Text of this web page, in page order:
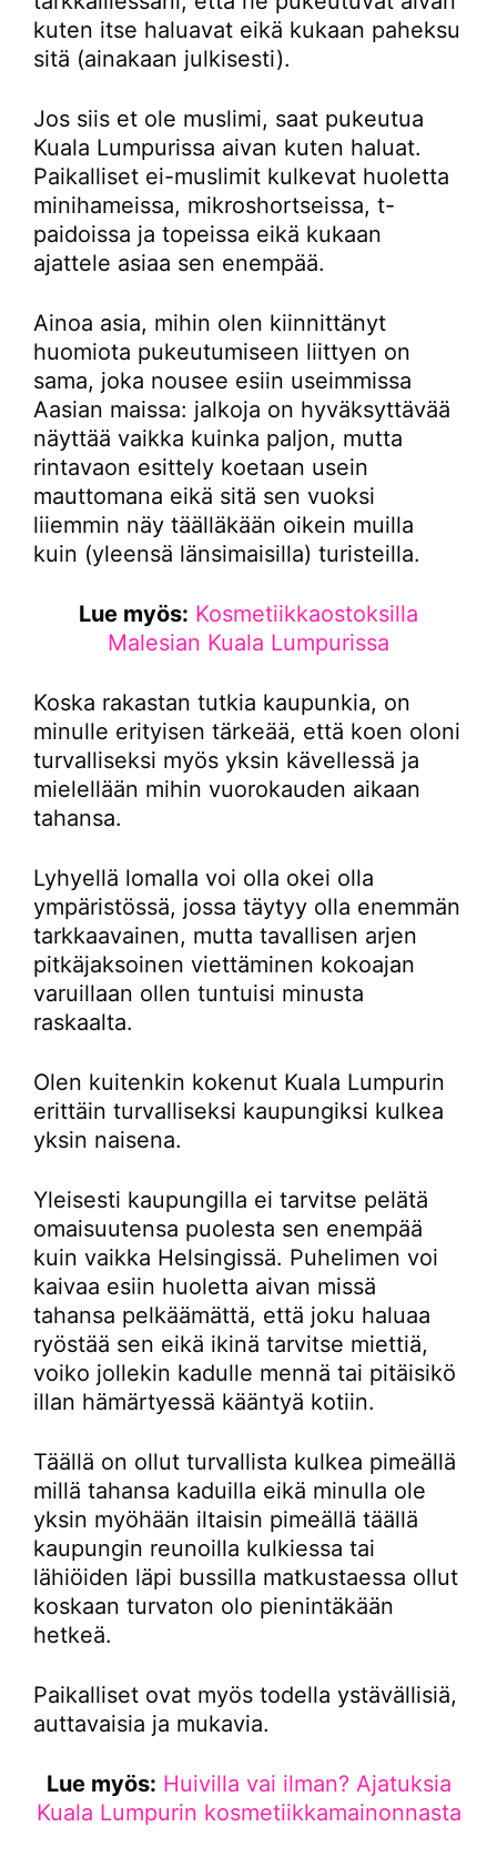
kuten itse haluavat eikä kukaan paheksu
sitä (ainakaan julkisesti).
Jos siis et ole muslimi, saat pukeutua
Kuala Lumpurissa aivan kuten haluat.
Paikalliset ei-muslimit kulkevat huoletta
minihameissa, mikroshortseissa, t-
paidoissa ja topeissa eikä kukaan
ajattele asiaa sen enempää.
Ainoa asia, mihin olen kiinnittänyt
huomiota pukeutumiseen liittyen on
sama, joka nousee esiin useimmissa
Aasian maissa: jalkoja on hyväksyttävää
näyttää vaikka kuinka paljon, mutta
rintavaon esittely koetaan usein
mauttomana eikä sitä sen vuoksi
liiemmin näy täälläkään oikein muilla
kuin (yleensä länsimaisilla) turisteilla.
Lue myös: Kosmetiikkaostoksilla
Malesian Kuala Lumpurissa
Koska rakastan tutkia kaupunkia, on
minulle erityisen tärkeää, että koen oloni
turvalliseksi myös yksin kävellessä ja
mielellään mihin vuorokauden aikaan
tahansa.
Lyhyellä lomalla voi olla okei olla
ympäristössä, jossa täytyy olla enemmän
tarkkaavainen, mutta tavallisen arjen
pitkäjaksoinen viettäminen kokoajan
varuillaan ollen tuntuisi minusta
raskaalta.
Olen kuitenkin kokenut Kuala Lumpurin
erittäin turvalliseksi kaupungiksi kulkea
yksin naisena.
Yleisesti kaupungilla ei tarvitse pelätä
omaisuutensa puolesta sen enempää
kuin vaikka Helsingissä. Puhelimen voi
kaivaa esiin huoletta aivan missä
tahansa pelkäämättä, että joku haluaa
ryöstää sen eikä ikinä tarvitse miettiä,
voiko jollekin kadulle mennä tai pitäisikö
illan hämärtyessä kääntyä kotiin.
Täällä on ollut turvallista kulkea pimeällä
millä tahansa kaduilla eikä minulla ole
yksin myöhään iltaisin pimeällä täällä
kaupungin reunoilla kulkiessa tai
lähiöiden läpi bussilla matkustaessa ollut
koskaan turvaton olo pienintäkään
hetkeä.
Paikalliset ovat myös todella ystävällisiä,
auttavaisia ja mukavia.
Lue myös: Huivilla vai ilman? Ajatuksia
Kuala Lumpurin kosmetiikkamainonnasta